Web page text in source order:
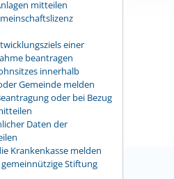
mitteilen
einer
beantragen
innerhalb
Gemeinde melden
oder bei Bezug
Daten der
Krankenkasse melden
Stiftung